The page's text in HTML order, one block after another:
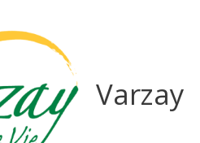
Varzay